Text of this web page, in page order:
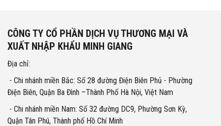
CÔNG TY CỔ PHẦN DỊCH VỤ THƯƠNG MẠI VÀ
XUẤT NHẬP KHẨU MINH GIANG
Địa chỉ:
- Chi nhánh miền Bắc: Số 28 đường Điện Biên Phủ - Phường
Điện Biên, Quận Ba Đình –Thành Phố Hà Nội, Việt Nam
- Chi nhánh miền Nam: Số 32 đường DC9, Phường Sơn Kỳ,
Quận Tân Phú, Thành phố Hồ Chí Minh